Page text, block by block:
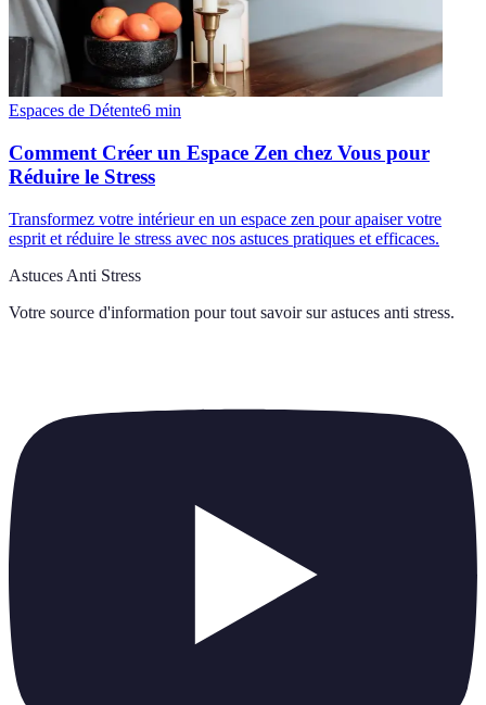
Espaces de Détente6 min
Comment Créer un Espace Zen chez Vous pour
Réduire le Stress
Transformez votre intérieur en un espace zen pour apaiser votre
esprit et réduire le stress avec nos astuces pratiques et efficaces.
Astuces Anti Stress
Votre source d'information pour tout savoir sur astuces anti stress.